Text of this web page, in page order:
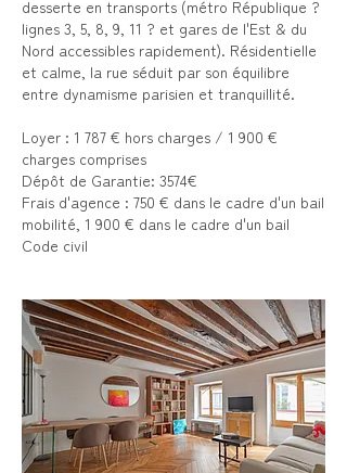
desserte en transports (métro République ?
lignes 3, 5, 8, 9, 11 ? et gares de l'Est & du
Nord accessibles rapidement). Résidentielle
et calme, la rue séduit par son équilibre
entre dynamisme parisien et tranquillité.
Loyer : 1 787 € hors charges / 1 900 €
charges comprises
Dépôt de Garantie: 3574€
Frais d'agence : 750 € dans le cadre d'un bail
mobilité, 1 900 € dans le cadre d'un bail
Code civil